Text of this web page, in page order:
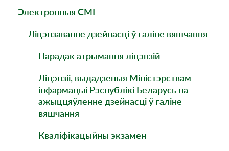
Электронныя СМI
Ліцэнзаванне дзейнасці ў галіне вяшчання
Парадак атрымання ліцэнзій
Ліцэнзіі, выдадзеныя Міністэрствам
інфармацыі Рэспублікі Беларусь на
ажыццяўленне дзейнасці ў галіне
вяшчання
Кваліфікацыйны экзамен